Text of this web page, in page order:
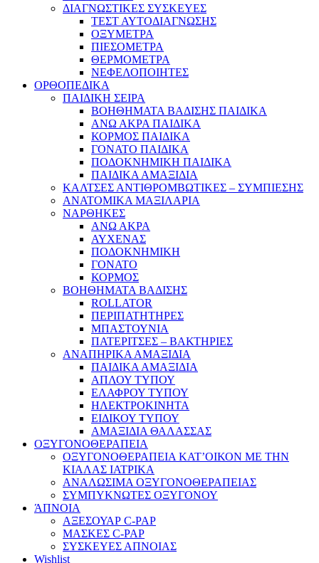
ΔΙΑΓΝΩΣΤΙΚΕΣ ΣΥΣΚΕΥΕΣ
ΤΕΣΤ ΑΥΤΟΔΙΑΓΝΩΣΗΣ
ΟΞΥΜΕΤΡΑ
ΠΙΕΣΟΜΕΤΡΑ
ΘΕΡΜΟΜΕΤΡΑ
ΝΕΦΕΛΟΠΟΙΗΤΕΣ
ΟΡΘΟΠΕΔΙΚΑ
ΠΑΙΔΙΚΗ ΣΕΙΡΑ
ΒΟΗΘΗΜΑΤΑ ΒΑΔΙΣΗΣ ΠΑΙΔΙΚΑ
ΑΝΩ ΑΚΡΑ ΠΑΙΔΙΚΑ
ΚΟΡΜΟΣ ΠΑΙΔΙΚΑ
ΓΟΝΑΤΟ ΠΑΙΔΙΚΑ
ΠΟΔΟΚΝΗΜΙΚΗ ΠΑΙΔΙΚΑ
ΠΑΙΔΙΚΑ ΑΜΑΞΙΔΙΑ
ΚΑΛΤΣΕΣ ΑΝΤΙΘΡΟΜΒΩΤΙΚΕΣ – ΣΥΜΠΙΕΣΗΣ
ΑΝΑΤΟΜΙΚΑ ΜΑΞΙΛΑΡΙΑ
ΝΑΡΘΗΚΕΣ
ΑΝΩ ΑΚΡΑ
ΑΥΧΕΝΑΣ
ΠΟΔΟΚΝΗΜΙΚΗ
ΓΟΝΑΤΟ
ΚΟΡΜΟΣ
ΒΟΗΘΗΜΑΤΑ ΒΑΔΙΣΗΣ
ROLLATOR
ΠΕΡΙΠΑΤΗΤΗΡΕΣ
ΜΠΑΣΤΟΥΝΙΑ
ΠΑΤΕΡΙΤΣΕΣ – ΒΑΚΤΗΡΙΕΣ
ΑΝΑΠΗΡΙΚΑ ΑΜΑΞΙΔΙΑ
ΠΑΙΔΙΚΑ ΑΜΑΞΙΔΙΑ
ΑΠΛΟΥ ΤΥΠΟΥ
ΕΛΑΦΡΟΥ ΤΥΠΟΥ
ΗΛΕΚΤΡΟΚΙΝΗΤΑ
ΕΙΔΙΚΟΥ ΤΥΠΟΥ
ΑΜΑΞΙΔΙΑ ΘΑΛΑΣΣΑΣ
ΟΞΥΓΟΝΟΘΕΡΑΠΕΙΑ
ΟΞΥΓΟΝΟΘΕΡΑΠΕΙΑ ΚΑΤ’ΟΙΚΟΝ ΜΕ ΤΗΝ
ΚΙΑΛΑΣ ΙΑΤΡΙΚΑ
ΑΝΑΛΩΣΙΜΑ ΟΞΥΓΟΝΟΘΕΡΑΠΕΙΑΣ
ΣΥΜΠΥΚΝΩΤΕΣ ΟΞΥΓΟΝΟΥ
ΆΠΝΟΙΑ
ΑΞΕΣΟΥΑΡ C-PAP
ΜΑΣΚΕΣ C-PAP
ΣΥΣΚΕΥΕΣ ΑΠΝΟΙΑΣ
Wishlist